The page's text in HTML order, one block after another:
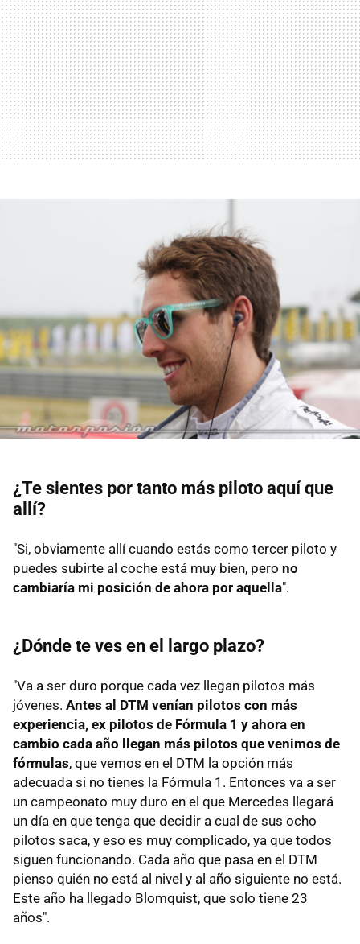
¿Te sientes por tanto más piloto aquí que
allí?
"Si, obviamente allí cuando estás como tercer piloto y
puedes subirte al coche está muy bien, pero no
cambiaría mi posición de ahora por aquella".
¿Dónde te ves en el largo plazo?
"Va a ser duro porque cada vez llegan pilotos más
jóvenes. Antes al DTM venían pilotos con más
experiencia, ex pilotos de Fórmula 1 y ahora en
cambio cada año llegan más pilotos que venimos de
fórmulas, que vemos en el DTM la opción más
adecuada si no tienes la Fórmula 1. Entonces va a ser
un campeonato muy duro en el que Mercedes llegará
un día en que tenga que decidir a cual de sus ocho
pilotos saca, y eso es muy complicado, ya que todos
siguen funcionando. Cada año que pasa en el DTM
pienso quién no está al nivel y al año siguiente no está.
Este año ha llegado Blomquist, que solo tiene 23
años".